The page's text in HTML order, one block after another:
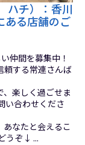
ハチ）：香川
ある店舗のご
仲間を募集中！
頼する常連さんば
楽しく過ごせま
い合わせくださ
なたと会えるこ
うぞ↓ ...